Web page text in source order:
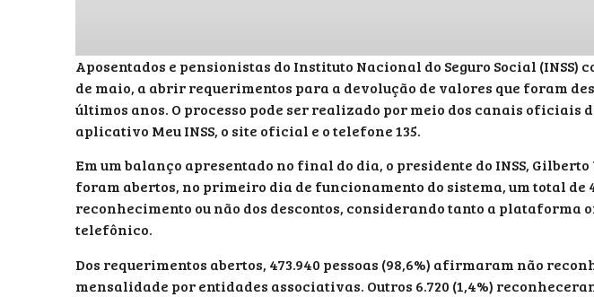
Aposentados e pensionistas do Instituto Nacional do Seguro Social
de maio, a abrir requerimentos para a devolução de valores que foram
últimos anos. O processo pode ser realizado por meio dos canais oficiais
aplicativo Meu INSS, o site oficial e o telefone 135.
Em um balanço apresentado no final do dia, o presidente do INSS,
foram abertos, no primeiro dia de funcionamento do sistema, um total de
reconhecimento ou não dos descontos, considerando tanto a plataforma
telefônico.
Dos requerimentos abertos, 473.940 pessoas (98,6%) afirmaram não
mensalidade por entidades associativas. Outros 6.720 (1,4%)